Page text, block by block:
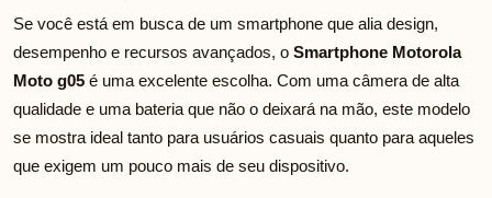
Se você está em busca de um smartphone que alia design,
desempenho e recursos avançados, o Smartphone Motorola
Moto g05 é uma excelente escolha. Com uma câmera de alta
qualidade e uma bateria que não o deixará na mão, este modelo
se mostra ideal tanto para usuários casuais quanto para aqueles
que exigem um pouco mais de seu dispositivo.